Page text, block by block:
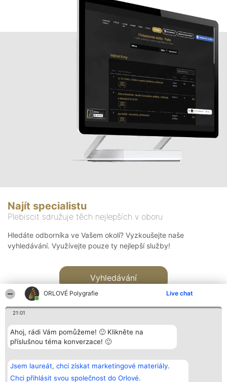
ORLOVÉ Polygrafie Live chat
21:01
Ahoj, rádi Vám pomůžeme! 🙂 Klikněte na
příslušnou téma konverzace! 🙂
Jsem laureát, chci získat marketingové materiály.
Chci přihlásit svou společnost do Orlové.
Najít specialistu
Plebiscit sdružuje těch nejlepších v oboru
Hledáte odborníka ve Vašem okolí? Vyzkoušejte naše
vyhledávání. Využívejte pouze ty nejlepší služby!
Vyhledávání
Bright Side Solutions sp. z o.
o. sp. k.
ul. Ruska 22
Vítězové
Seznam všech
laureátů
Kontakt